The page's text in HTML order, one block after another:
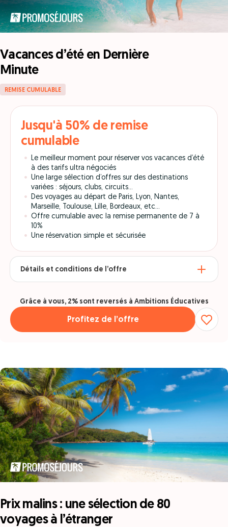
Vacances d’été en Dernière
Minute
REMISE CUMULABLE
Jusqu'à 50% de remise
cumulable
Le meilleur moment pour réserver vos vacances d’été
à des tarifs ultra négociés
Une large sélection d’offres sur des destinations
variées : séjours, clubs, circuits…
Des voyages au départ de Paris, Lyon, Nantes,
Marseille, Toulouse, Lille, Bordeaux, etc…
Offre cumulable avec la remise permanente de 7 à
10%
Une réservation simple et sécurisée
Détails et conditions de l’offre
Profitez de l’offre
Grâce à vous, 2% sont reversés à Ambitions Éducatives
Prix malins : une sélection de 80
voyages à l’étranger